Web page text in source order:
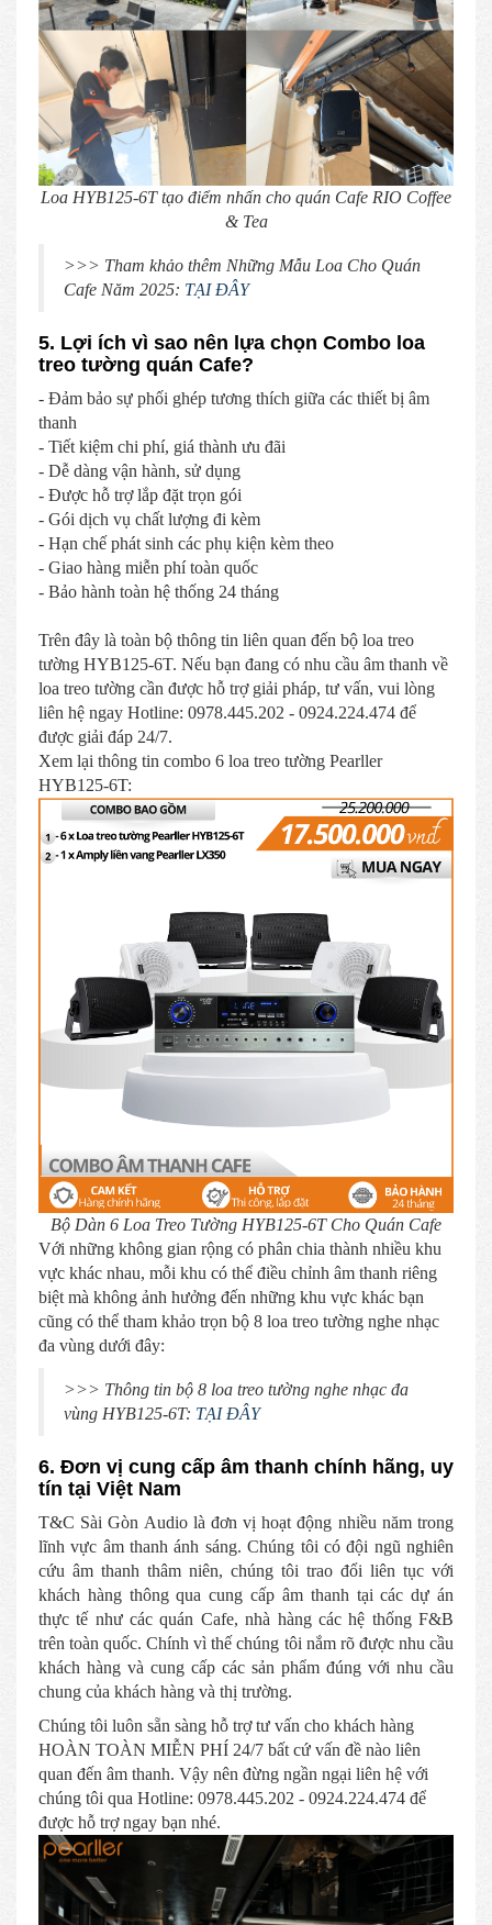
Loa HYB125-6T tạo điểm nhấn cho quán Cafe RIO Coffee
& Tea
>>> Tham khảo thêm Những Mẫu Loa Cho Quán
Cafe Năm 2025: TẠI ĐÂY
5. Lợi ích vì sao nên lựa chọn Combo loa
treo tường quán Cafe?
- Đảm bảo sự phối ghép tương thích giữa các thiết bị âm
thanh
- Tiết kiệm chi phí, giá thành ưu đãi
- Dễ dàng vận hành, sử dụng
- Được hỗ trợ lắp đặt trọn gói
- Gói dịch vụ chất lượng đi kèm
- Hạn chế phát sinh các phụ kiện kèm theo
- Giao hàng miễn phí toàn quốc
- Bảo hành toàn hệ thống 24 tháng
Trên đây là toàn bộ thông tin liên quan đến bộ loa treo
tường HYB125-6T. Nếu bạn đang có nhu cầu âm thanh về
loa treo tường cần được hỗ trợ giải pháp, tư vấn, vui lòng
liên hệ ngay Hotline: 0978.445.202 - 0924.224.474 để
được giải đáp 24/7.
Xem lại thông tin combo 6 loa treo tường Pearller
HYB125-6T:
Bộ Dàn 6 Loa Treo Tường HYB125-6T Cho Quán Cafe
Với những không gian rộng có phân chia thành nhiều khu
vực khác nhau, mỗi khu có thể điều chỉnh âm thanh riêng
biệt mà không ảnh hưởng đến những khu vực khác bạn
cũng có thể tham khảo trọn bộ 8 loa treo tường nghe nhạc
đa vùng dưới đây:
>>> Thông tin bộ 8 loa treo tường nghe nhạc đa
vùng HYB125-6T: TẠI ĐÂY
6. Đơn vị cung cấp âm thanh chính hãng, uy
tín tại Việt Nam
T&C Sài Gòn Audio là đơn vị hoạt động nhiều năm trong
lĩnh vực âm thanh ánh sáng. Chúng tôi có đội ngũ nghiên
cứu âm thanh thâm niên, chúng tôi trao đổi liên tục với
khách hàng thông qua cung cấp âm thanh tại các dự án
thực tế như các quán Cafe, nhà hàng các hệ thống F&B
trên toàn quốc. Chính vì thế chúng tôi nắm rõ được nhu cầu
khách hàng và cung cấp các sản phẩm đúng với nhu cầu
chung của khách hàng và thị trường.
Chúng tôi luôn sẵn sàng hỗ trợ tư vấn cho khách hàng
HOÀN TOÀN MIỄN PHÍ 24/7 bất cứ vấn đề nào liên
quan đến âm thanh. Vậy nên đừng ngần ngại liên hệ với
chúng tôi qua Hotline: 0978.445.202 - 0924.224.474 để
được hỗ trợ ngay bạn nhé.